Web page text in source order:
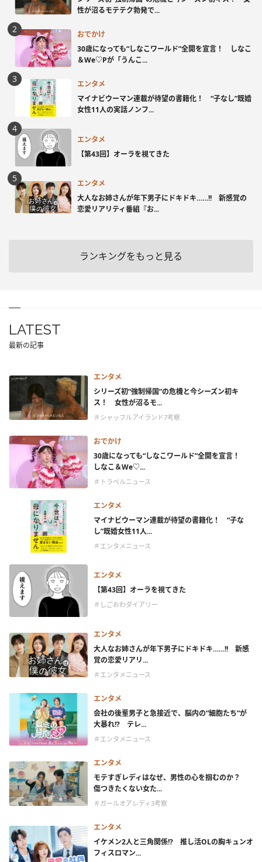
性が沼るモテテク勃発で...
おでかけ
30歳になっても“しなこワールド”全開を宣言！ しなこ
＆We♡Pが「うんこ...
エンタメ
マイナビウーマン連載が待望の書籍化！ “子なし”既婚
女性11人の実話ノンフ...
エンタメ
【第43回】オーラを視てきた
エンタメ
大人なお姉さんが年下男子にドキドキ……!! 新感覚の
恋愛リアリティ番組『お...
ランキングをもっと見る
LATEST
最新の記事
エンタメ
シリーズ初“強制帰国”の危機と今シーズン初キ
ス！ 女性が沼るモ...
＃シャッフルアイランド7考察
おでかけ
30歳になっても“しなこワールド”全開を宣言！
しなこ＆We♡...
＃トラベルニュース
エンタメ
マイナビウーマン連載が待望の書籍化！ “子な
し”既婚女性11人...
＃エンタメニュース
エンタメ
【第43回】オーラを視てきた
＃しごおわダイアリー
エンタメ
大人なお姉さんが年下男子にドキドキ……!! 新感
覚の恋愛リアリ...
＃エンタメニュース
エンタメ
会社の後輩男子と急接近で、脳内の“細胞たち”が
大暴れ!? テレ...
＃エンタメニュース
エンタメ
モテすぎレディはなぜ、男性の心を掴むのか？
傷つきたくない女た...
＃ガールオアレディ3考察
エンタメ
イケメン2人と三角関係!? 推し活OLの胸キュンオ
フィスロマン...